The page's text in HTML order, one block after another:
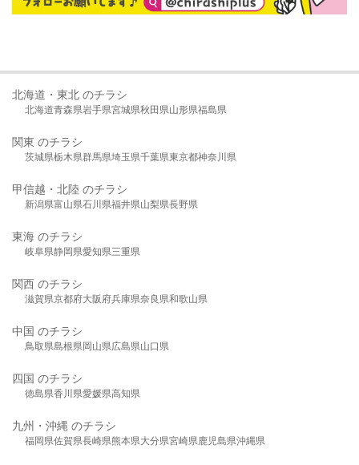
北海道・東北 のチラシ
北海道青森県岩手県宮城県秋田県山形県福島県
関東 のチラシ
茨城県栃木県群馬県埼玉県千葉県東京都神奈川県
甲信越・北陸 のチラシ
新潟県富山県石川県福井県山梨県長野県
東海 のチラシ
岐阜県静岡県愛知県三重県
関西 のチラシ
滋賀県京都府大阪府兵庫県奈良県和歌山県
中国 のチラシ
鳥取県島根県岡山県広島県山口県
四国 のチラシ
徳島県香川県愛媛県高知県
九州・沖縄 のチラシ
福岡県佐賀県長崎県熊本県大分県宮崎県鹿児島県沖縄県